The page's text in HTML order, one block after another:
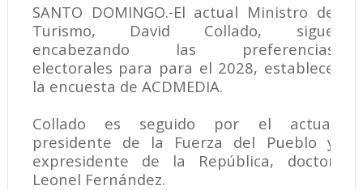
SANTO DOMINGO.-El actual Ministro de
Turismo, David Collado, sigue
encabezando las preferencias
electorales para para el 2028, establece
la encuesta de ACDMEDIA.
Collado es seguido por el actual
presidente de la Fuerza del Pueblo y
expresidente de la República, doctor
Leonel Fernández.